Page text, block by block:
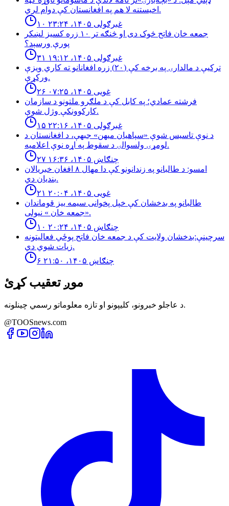
اخیستنه لا هم په افغانستان کې دوام لري.
۱۰ غبرګولی ۱۴۰۵، ۲۳:۲۴
جمعه خان فاتح څوک دی او څنګه تر ۱۰ زره کسیز لښکر
پورې ورسېد؟
۳۱ غبرګولی ۱۴۰۵، ۱۹:۱۲
تركيې د مالدارۍ په برخه كې (٢٠) زره افغانانو ته كاري ويزې
وركړې.
۲۶ غویی ۱۴۰۵، ۰۷:۲۵
فرشته عمادي؛ په کابل کې د ملګرو ملتونو د سازمان
کارکوونکې وژل شوې.
۱۵ غبرګولی ۱۴۰۵، ۲۲:۱۶
د نوې تاسیس شوې «سپاهیان میهن» جبهې، د افغانستان د
لومړۍ ولسوالۍ د سقوط په اړه نوې اعلامیه.
۲۷ چنګاښ ۱۴۰۵، ۱۶:۳۶
امسو: د طالبانو په زندانونو كې دا مهال ٨ افغان خبريالان
بنديان دي.
۲۱ غویی ۱۴۰۵، ۲۰:۰۴
طالبانو په بدخشان كې خپل پخوانى سيمه ييز قوماندان
«جمعه خان » نيولى.
۱۰ چنګاښ ۱۴۰۵، ۲۰:۲۴
سرچینې:بدخشان ولایت کې د جمعه خان فاتح پوځي فعالیتونه
زیات شوي دي.
۶ چنګاښ ۱۴۰۵، ۲۱:۵۰
موږ تعقیب کړئ
د عاجلو خبرونو، کلیپونو او تازه معلوماتو رسمي چینلونه.
@TOOSnews.com